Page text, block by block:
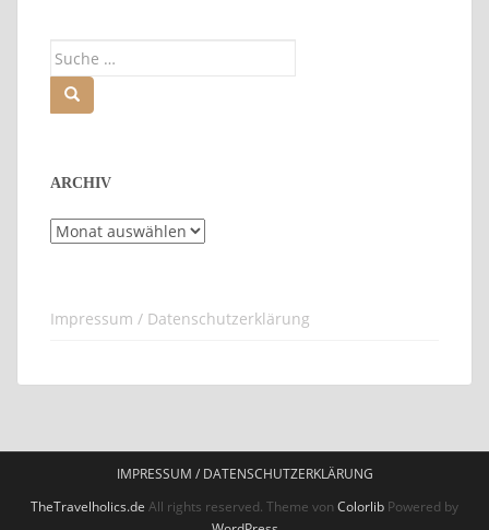
ARCHIV
Archiv
Impressum / Datenschutzerklärung
IMPRESSUM / DATENSCHUTZERKLÄRUNG
TheTravelholics.de All rights reserved. Theme von Colorlib Powered by